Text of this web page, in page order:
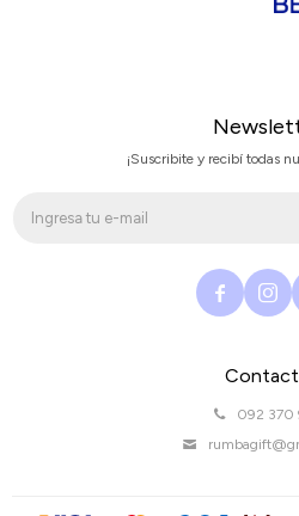
092 370
¡Suscribite y recibí todas
 